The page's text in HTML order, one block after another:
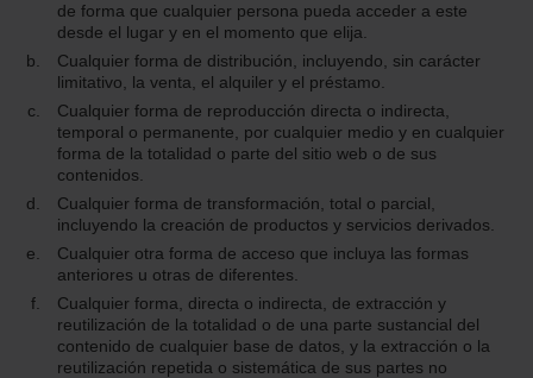
de forma que cualquier persona pueda acceder a este
desde el lugar y en el momento que elija.
Cualquier forma de distribución, incluyendo, sin carácter
limitativo, la venta, el alquiler y el préstamo.
Cualquier forma de reproducción directa o indirecta,
temporal o permanente, por cualquier medio y en cualquier
forma de la totalidad o parte del sitio web o de sus
contenidos.
Cualquier forma de transformación, total o parcial,
incluyendo la creación de productos y servicios derivados.
Cualquier otra forma de acceso que incluya las formas
anteriores u otras de diferentes.
Cualquier forma, directa o indirecta, de extracción y
reutilización de la totalidad o de una parte sustancial del
contenido de cualquier base de datos, y la extracción o la
reutilización repetida o sistemática de sus partes no